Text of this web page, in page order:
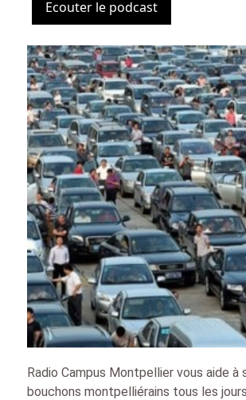
Ecouter le podcast
Radio Campus Montpellier vous aide à
bouchons montpelliérains tous les